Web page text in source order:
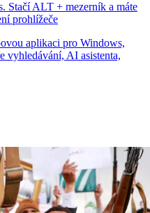
Stačí ALT + mezerník a máte
prohlížeče
aplikaci pro Windows,
vyhledávání, AI asistenta,